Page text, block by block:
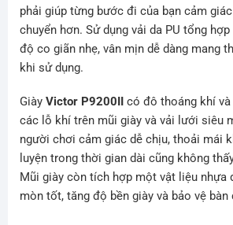
phải giúp từng bước đi của bạn cảm
chuyển hơn. Sử dụng vải da PU tổng
độ co giãn nhẹ, vân mịn dễ dàng mang
khi sử dụng.
Giày Victor P9200IIcó đô thoáng khí
các lỗ khí trên mũi giày và vải lưới siêu
người chơi cảm giác dễ chịu, thoải mái
luyện trong thời gian dài cũng không
Mũi giày còn tích hợp một vật liệu nhựa
mòn tốt, tăng độ bền giày và bảo vệ bàn